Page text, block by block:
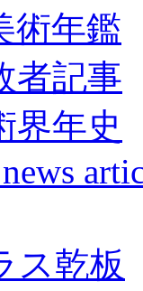
術年鑑
者記事
界年史
ス乾板